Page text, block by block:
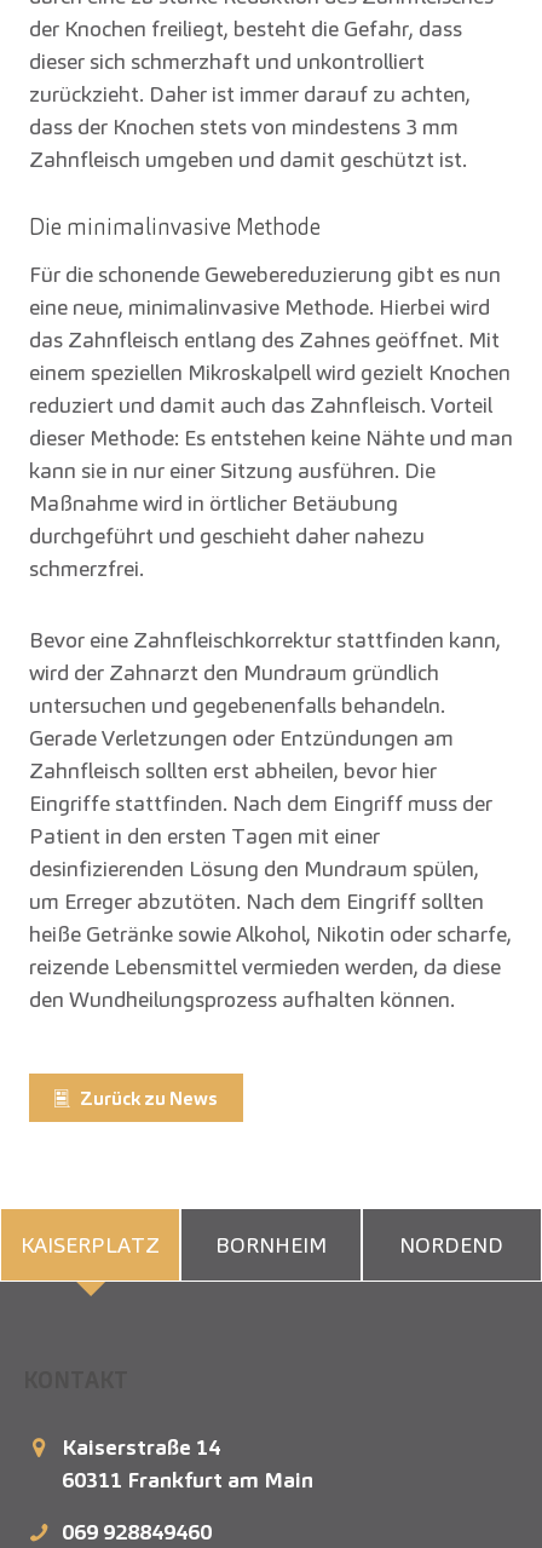
der Knochen freiliegt, besteht die Gefahr, dass
dieser sich schmerzhaft und unkontrolliert
zurückzieht. Daher ist immer darauf zu achten,
dass der Knochen stets von mindestens 3 mm
Zahnfleisch umgeben und damit geschützt ist.
Die minimalinvasive Methode
Für die schonende Gewebereduzierung gibt es nun
eine neue, minimalinvasive Methode. Hierbei wird
das Zahnfleisch entlang des Zahnes geöffnet. Mit
einem speziellen Mikroskalpell wird gezielt Knochen
reduziert und damit auch das Zahnfleisch. Vorteil
dieser Methode: Es entstehen keine Nähte und man
kann sie in nur einer Sitzung ausführen. Die
Maßnahme wird in örtlicher Betäubung
durchgeführt und geschieht daher nahezu
schmerzfrei.
Bevor eine Zahnfleischkorrektur stattfinden kann,
wird der Zahnarzt den Mundraum gründlich
untersuchen und gegebenenfalls behandeln.
Gerade Verletzungen oder Entzündungen am
Zahnfleisch sollten erst abheilen, bevor hier
Eingriffe stattfinden. Nach dem Eingriff muss der
Patient in den ersten Tagen mit einer
desinfizierenden Lösung den Mundraum spülen,
um Erreger abzutöten. Nach dem Eingriff sollten
heiße Getränke sowie Alkohol, Nikotin oder scharfe,
reizende Lebensmittel vermieden werden, da diese
den Wundheilungsprozess aufhalten können.
Zurück zu News
KAISERPLATZ BORNHEIM NORDEND
Kaiserstraße 14
60311 Frankfurt am Main
069 928849460